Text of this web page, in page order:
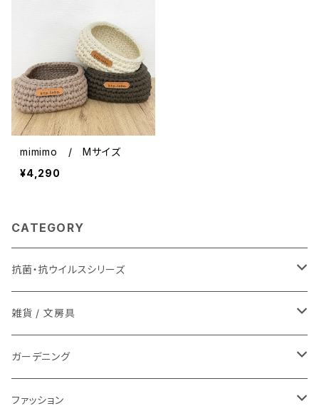
mimimo / Mサイズ
¥4,290
CATEGORY
抗菌・抗ウイルスシリーズ
マスク
タオル
雑貨 / 文房具
芽が出る鉛筆
やさしさせっけん
ガーデニング
芽が出る鉛筆
ファッション